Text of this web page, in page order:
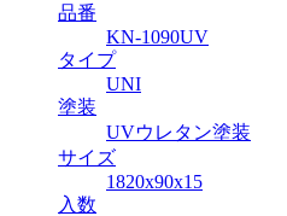
品番
KN-1090UV
タイプ
UNI
塗装
UVウレタン塗装
サイズ
1820x90x15
入数